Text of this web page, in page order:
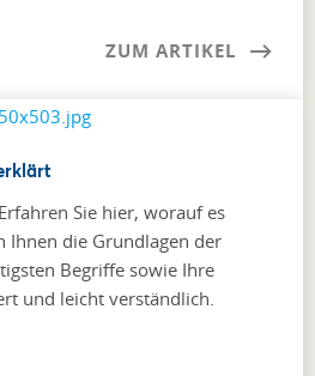
ZUM ARTIKEL
Sie hier, worauf es
Ihnen die Grundlagen der
Begriffe sowie Ihre
und leicht verständlich.